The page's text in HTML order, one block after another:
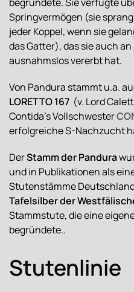
Springvermögen (sie
jeder Koppel, wenn sie
das Gatter), das sie auch
ausnahmslos vererbt hat.
Von Pandura stammt u.a.
LORETTO 167 (v. Lord
Contida's Vollschwester
erfolgreiche S-Nachzucht
DerStamm der Pandura
und in Publikationen als
Stutenstämme
Tafelsilber der
Stammstute, die eine
begründete..
Stutenlinie